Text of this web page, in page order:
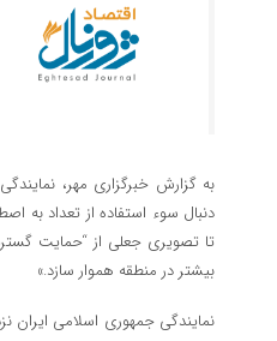
به گزارش خبرگزاری مهر،
دنبال سوء استفاده از تعداد
تا تصویری جعلی از “حمایت
بیشتر در منطقه هموار سازد.»
نمایندگی جمهوری اسلامی